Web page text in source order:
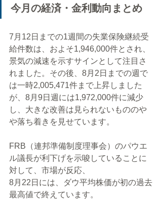
今月の経済・金利動向まとめ
7月12日までの1週間の失業保険継続受
給件数は、およそ1,946,000件とされ、
景気の減速を示すサインとして注目さ
れました。その後、8月2日までの週で
は一時2,005,471件まで上昇しました
が、8月9日週には1,972,000件に減少
し、大きな改善は見られないもののや
や落ち着きを見せています。
FRB（連邦準備制度理事会）のパウエ
ル議長が利下げを示唆していることに
対して、市場が反応、
8月22日には、ダウ平均株価が初の過去
最高値で終えています。